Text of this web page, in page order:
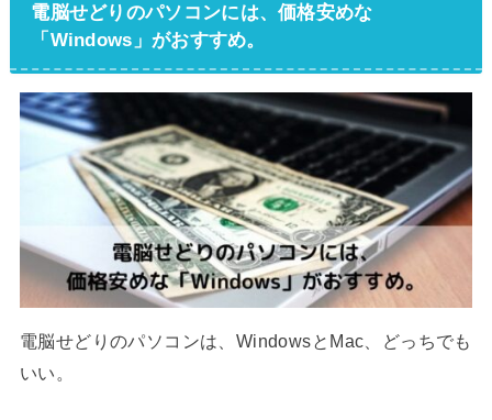
電脳せどりのパソコンには、価格安めな
「Windows」がおすすめ。
電脳せどりのパソコンは、WindowsとMac、どっちでも
いい。